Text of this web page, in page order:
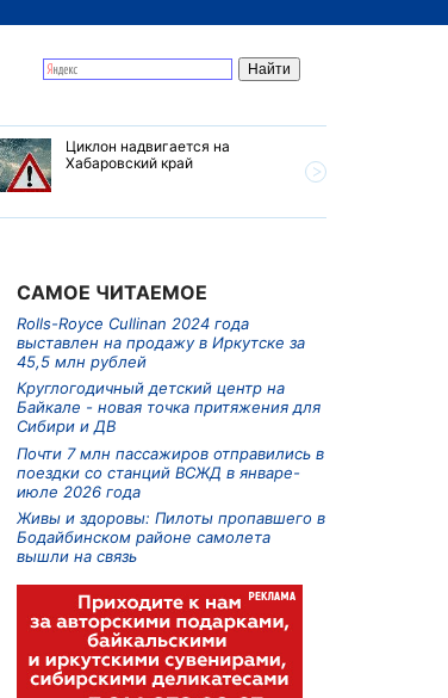
Циклон надвигается на
Хабаровский край
САМОЕ ЧИТАЕМОЕ
Rolls-Royce Cullinan 2024 года
выставлен на продажу в Иркутске за
45,5 млн рублей
Круглогодичный детский центр на
Байкале - новая точка притяжения для
Сибири и ДВ
Почти 7 млн пассажиров отправились в
поездки со станций ВСЖД в январе-
июле 2026 года
Живы и здоровы: Пилоты пропавшего в
Бодайбинском районе самолета
вышли на связь